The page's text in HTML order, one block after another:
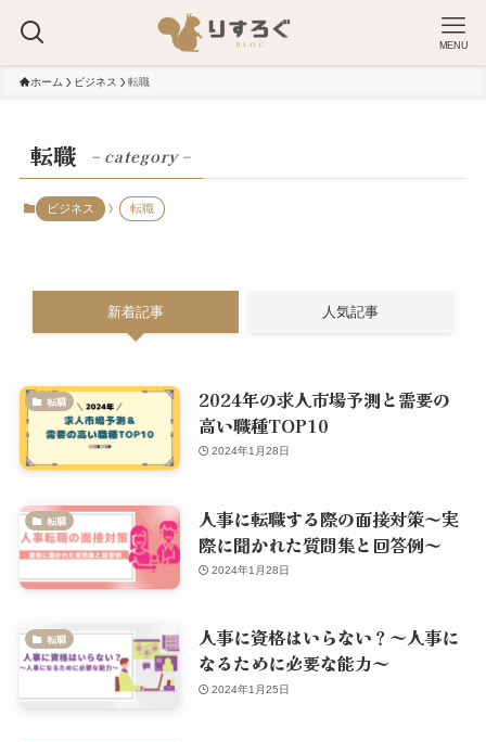
MENU
ホーム ビジネス 転職
転職 – category –
ビジネス 転職
新着記事 人気記事
転職
2024年の求人市場予測と需要の
高い職種TOP10
2024年1月28日
転職
人事に転職する際の面接対策～実
際に聞かれた質問集と回答例～
2024年1月28日
転職
人事に資格はいらない？～人事に
なるために必要な能力～
2024年1月25日